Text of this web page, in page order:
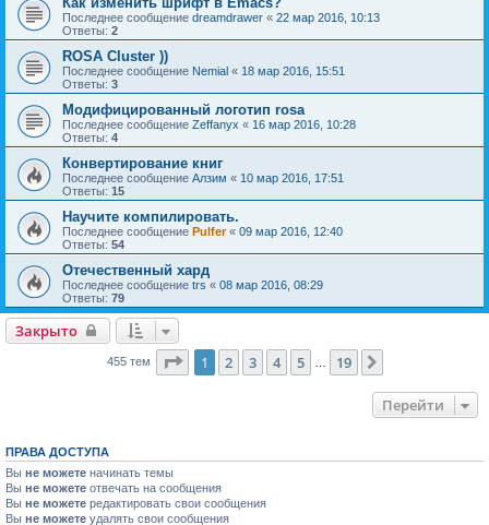
Последнее сообщение dreamdrawer « 22 мар 2016, 10:13
Ответы: 2
ROSA Cluster ))
Последнее сообщение Nemial « 18 мар 2016, 15:51
Ответы: 3
Модифицированный логотип rosa
Последнее сообщение Zeffanyx « 16 мар 2016, 10:28
Ответы: 4
Конвертирование книг
Последнее сообщение Алзим « 10 мар 2016, 17:51
Ответы: 15
Научите компилировать.
Последнее сообщение Pulfer« 09 мар 2016, 12:40
Ответы: 54
Отечественный хард
Последнее сообщение trs « 08 мар 2016, 08:29
Ответы: 79
Закрыто
455 тем Страница из 19
1 2 3 4 5 19
Перейти
ПРАВА ДОСТУПА
Вы не можете начинать темы
Вы не можете отвечать на сообщения
Вы не можете редактировать свои сообщения
Вы не можете удалять свои сообщения